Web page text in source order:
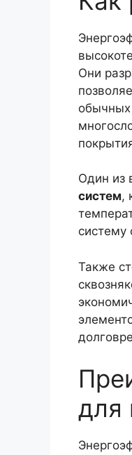
Они
обычных
Один из
систем,
Также
для